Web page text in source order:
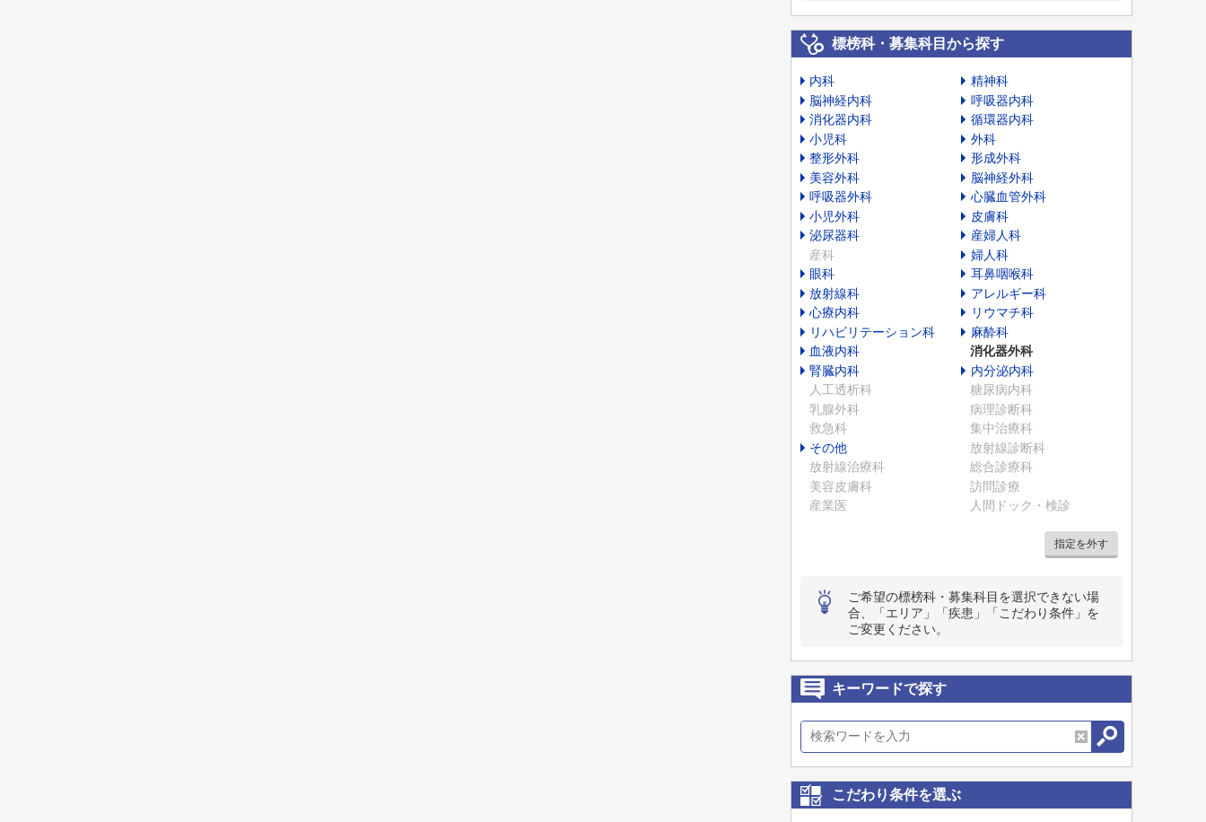
標榜科・募集科目から探す
内科
精神科
脳神経内科
呼吸器内科
消化器内科
循環器内科
小児科
外科
整形外科
形成外科
美容外科
脳神経外科
呼吸器外科
心臓血管外科
小児外科
皮膚科
泌尿器科
産婦人科
産科
婦人科
眼科
耳鼻咽喉科
放射線科
アレルギー科
心療内科
リウマチ科
リハビリテーション科
麻酔科
血液内科
消化器外科
腎臓内科
内分泌内科
人工透析科
糖尿病内科
乳腺外科
病理診断科
救急科
集中治療科
その他
放射線診断科
放射線治療科
総合診療科
美容皮膚科
訪問診療
産業医
人間ドック・検診
指定を外す
ご希望の標榜科・募集科目を選択できない場
合、「エリア」「疾患」「こだわり条件」を
ご変更ください。
キーワードで探す
こだわり条件を選ぶ